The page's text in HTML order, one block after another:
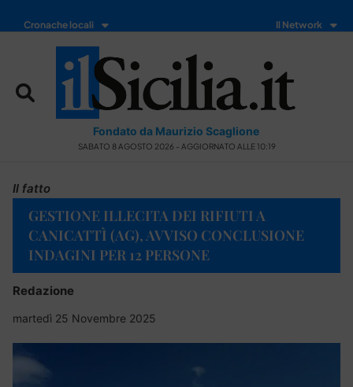
Cronache locali Il Network
Fondato da Maurizio Scaglione
SABATO 8 AGOSTO 2026 - AGGIORNATO ALLE 10:19
Il fatto
GESTIONE ILLECITA DEI RIFIUTI A
CANICATTÌ (AG), AVVISO CONCLUSIONE
INDAGINI PER 12 PERSONE
Redazione
martedì 25 Novembre 2025